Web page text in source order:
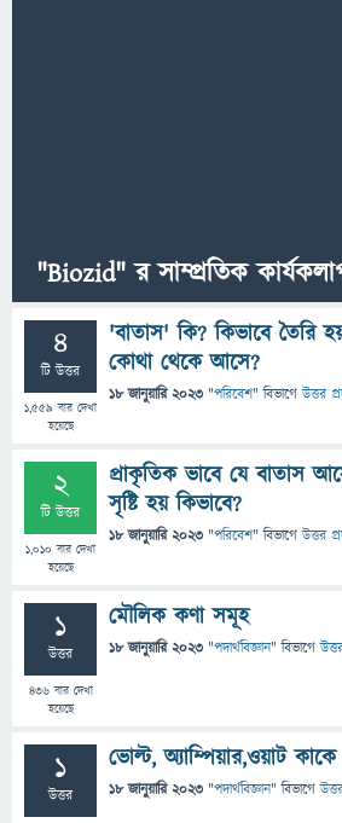
"Biozid" র সাম্প্রতিক
4
টি উত্তর
1,559 বার দেখা
হয়েছে
'বাতাস' কি? কিভাবে তৈরি
কোথা থেকে আসে?
18 জানুয়ারি 2023 "পরিবেশ" বিভাগে উত্তর
2
টি উত্তর
1,010 বার দেখা
হয়েছে
প্রাকৃতিক ভাবে যে বাতাস
সৃষ্টি হয় কিভাবে?
18 জানুয়ারি 2023 "পরিবেশ" বিভাগে উত্তর
1
উত্তর
436বার দেখা
হয়েছে
মৌলিক কণা সমূহ
18 জানুয়ারি 2023 "পদার্থবিজ্ঞান" বিভাগে
1
উত্তর
ভোল্ট, অ্যাম্পিয়ার,ওয়াট
18 জানুয়ারি 2023 "পদার্থবিজ্ঞান" বিভাগে